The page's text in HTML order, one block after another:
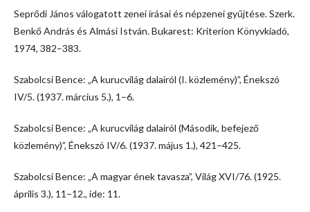
Seprődi János válogatott zenei írásai és népzenei gyűjtése. Szerk.
Benkő András és Almási István. Bukarest: Kriterion Könyvkiadó,
1974, 382–383.
Szabolcsi Bence: „A kurucvilág dalairól (I. közlemény)”, Énekszó
IV/5. (1937. március 5.), 1–6.
Szabolcsi Bence: „A kurucvilág dalairól (Második, befejező
közlemény)”, Énekszó IV/6. (1937. május 1.), 421–425.
Szabolcsi Bence: „A magyar ének tavasza”, Világ XVI/76. (1925.
április 3.), 11–12., ide: 11.